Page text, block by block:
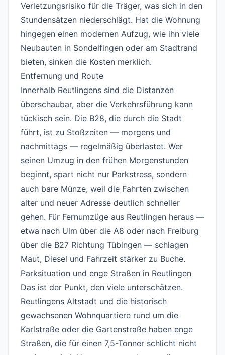
Verletzungsrisiko für die Träger, was sich in den
Stundensätzen niederschlägt. Hat die Wohnung
hingegen einen modernen Aufzug, wie ihn viele
Neubauten in Sondelfingen oder am Stadtrand
bieten, sinken die Kosten merklich.
Entfernung und Route
Innerhalb Reutlingens sind die Distanzen
überschaubar, aber die Verkehrsführung kann
tückisch sein. Die B28, die durch die Stadt
führt, ist zu Stoßzeiten — morgens und
nachmittags — regelmäßig überlastet. Wer
seinen Umzug in den frühen Morgenstunden
beginnt, spart nicht nur Parkstress, sondern
auch bare Münze, weil die Fahrten zwischen
alter und neuer Adresse deutlich schneller
gehen. Für Fernumzüge aus Reutlingen heraus —
etwa nach Ulm über die A8 oder nach Freiburg
über die B27 Richtung Tübingen — schlagen
Maut, Diesel und Fahrzeit stärker zu Buche.
Parksituation und enge Straßen in Reutlingen
Das ist der Punkt, den viele unterschätzen.
Reutlingens Altstadt und die historisch
gewachsenen Wohnquartiere rund um die
Karlstraße oder die Gartenstraße haben enge
Straßen, die für einen 7,5-Tonner schlicht nicht